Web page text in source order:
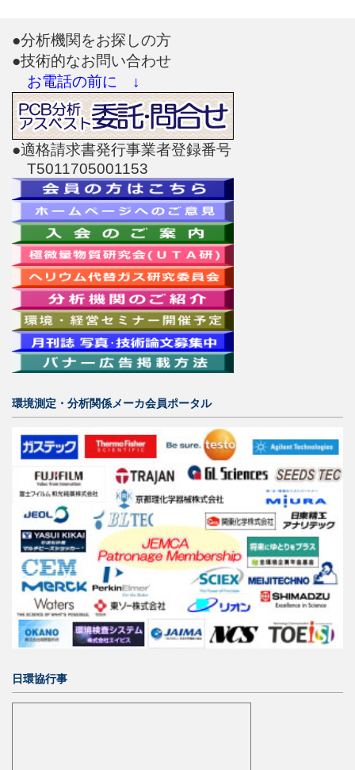
●分析機関をお探しの方
●技術的なお問い合わせ
お電話の前に ↓
●適格請求書発行事業者登録番号
T5011705001153
環境測定・分析関係メーカ会員ポータル
日環協行事